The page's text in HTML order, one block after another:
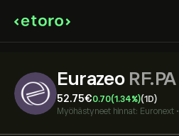
Eurazeo RF.PA
52.75‎€‎0.70(1.34%)(1D)
Myöhästyneet hinnat: Euronext •